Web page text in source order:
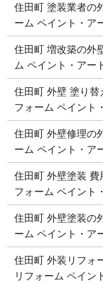
住田町 塗装業者の
ーム ペイント・ア
住田町 増改築の外
ム ペイント・アー
住田町 外壁 塗り替
フォーム ペイント
住田町 外壁修理の
ーム ペイント・ア
住田町 外壁塗装 費
フォーム ペイント
住田町 外壁塗装の
ーム ペイント・ア
住田町 外装リフォ
リフォーム ペイン